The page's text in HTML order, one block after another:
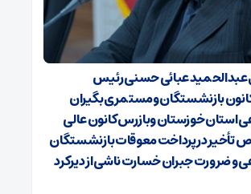
عبدالحمید عبائی حسنی رئیس
بازنشستگان ومستمری بگیران
استان خوزستان وبازرس کانون عالی
در پرداخت معوقات بازنشستگان
و ضرورت جبران خسارت ناشی از دیرکرد